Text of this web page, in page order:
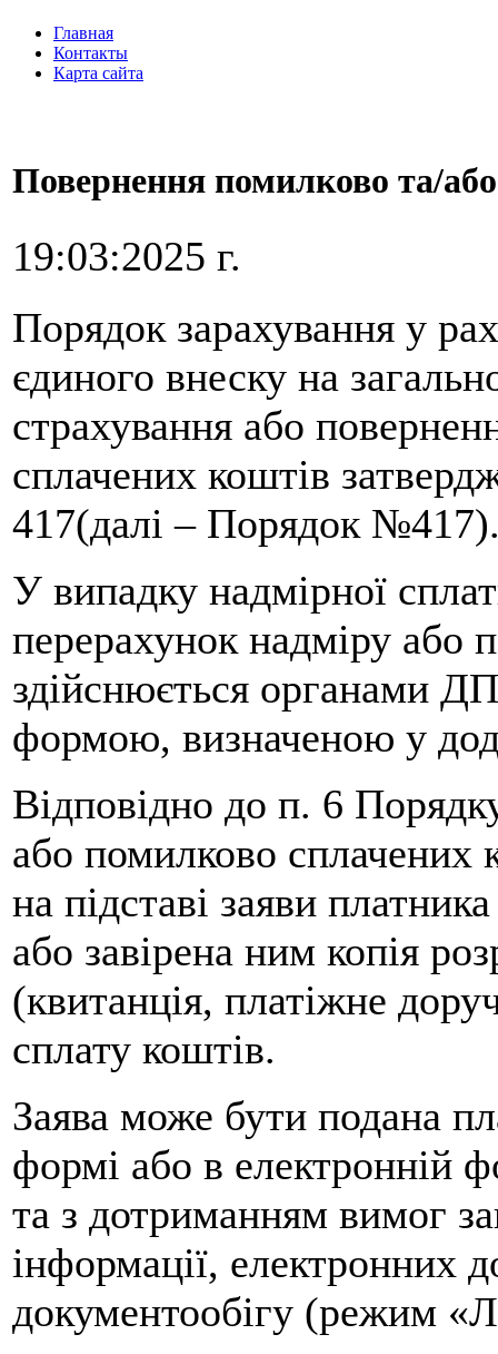
Главная
Контакты
Карта сайта
Повернення помилково та/
19:03:2025 г.
Порядок зарахування у
єдиного внеску на
страхування або
сплачених коштів
417(далі – Порядок
У випадку надмірної
перерахунок надміру або
здійснюється органами
формою, визначеною у
Відповідно до п. 6
або помилково сплачених
на підставі заяви
або завірена ним копія
(квитанція, платіжне
сплату коштів.
Заява може бути подана
формі або в електронній
та з дотриманням вимог
інформації, електронних
документообігу (режим